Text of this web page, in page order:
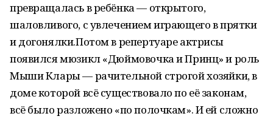
превращалась в ребёнка — открытого,
шаловливого, с увлечением играющего в прятки
и догонялки.Потом в репертуаре актрисы
появился мюзикл «Дюймовочка и Принц» и роль
Мыши Клары — рачительной строгой хозяйки, в
доме которой всё существовало по её законам,
всё было разложено «по полочкам». И ей сложно